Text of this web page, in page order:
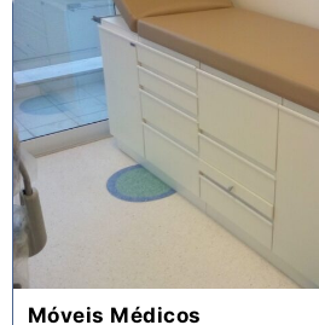
Móveis Médicos